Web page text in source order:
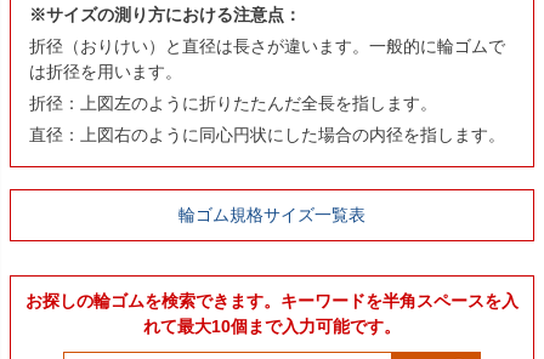
※サイズの測り方における注意点：
折径（おりけい）と直径は長さが違います。一般的に輪ゴムで
は折径を用います。
折径：上図左のように折りたたんだ全長を指します。
直径：上図右のように同心円状にした場合の内径を指します。
輪ゴム規格サイズ一覧表
お探しの輪ゴムを検索できます。キーワードを半角スペースを入
れて最大10個まで入力可能です。